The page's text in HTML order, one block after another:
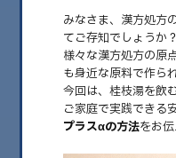
みなさま、漢方処方
てご存知でしょうか
様々な漢方処方の原
も身近な原料で作ら
今回は、桂枝湯を飲
ご家庭で実践できる
プラスαの方法をお